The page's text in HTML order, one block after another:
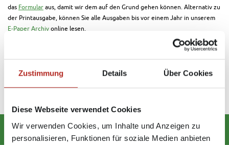
Zustimmung Details Über Cookies
Diese Webseite verwendet Cookies
Wir verwenden Cookies, um Inhalte und Anzeigen zu
personalisieren, Funktionen für soziale Medien anbieten
das Formularaus, damit wir dem auf den Grund gehen können. Alternativ zu
der Printausgabe, können Sie alle Ausgaben bis vor einem Jahr in unserem
E-Paper Archivonline lesen.
Hier finden Sie den Link zur Reklamations-Seite: